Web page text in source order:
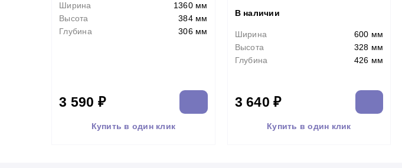
Ширина
1360 мм
Высота
384 мм
Глубина
306 мм
3 590 ₽
Купить в один клик
В наличии
Ширина
600 мм
Высота
328 мм
Глубина
426 мм
3 640 ₽
Купить в один клик